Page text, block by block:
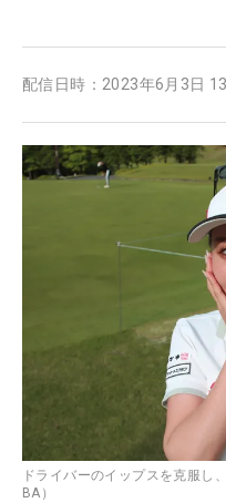
配信日時： 2023年6月3日
ドライバーのイップスを克服し
BA）